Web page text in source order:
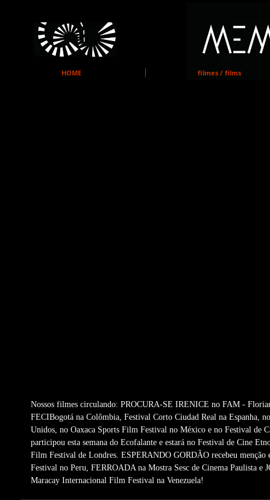
HOME filmes / films
Nossos filmes circulando: PROCURA-SE IRENICE no FAM -
FECIBogotá na Colômbia, Festival Corto Ciudad Real na Espanha,
Unidos, no Oaxaca Sports Film Festival no México e no Festival
participou esta semana do Ecofalante e estará no Festival de Cine
Film Festival de Londres. ESPERANDO GORDÃO recebeu
Festival no Peru, FERROADA na Mostra Sesc de Cinema Paulista
Maracay Internacional Film Festival na Venezuela!